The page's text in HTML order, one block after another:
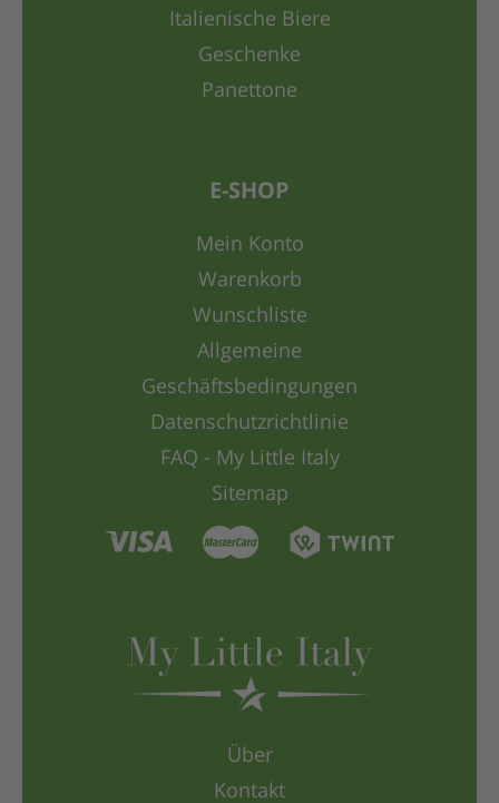
Italienische Biere
Geschenke
Panettone
E-SHOP
Mein Konto
Warenkorb
Wunschliste
Allgemeine
Geschäftsbedingungen
Datenschutzrichtlinie
FAQ - My Little Italy
Sitemap
Über
Kontakt